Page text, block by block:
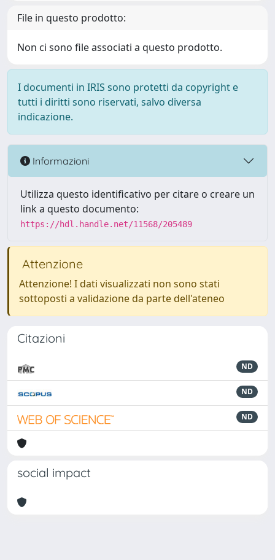
File in questo prodotto:
Non ci sono file associati a questo prodotto.
I documenti in IRIS sono protetti da copyright e
tutti i diritti sono riservati, salvo diversa
indicazione.
Informazioni
Utilizza questo identificativo per citare o creare un
link a questo documento:
https://hdl.handle.net/11568/205489
Attenzione
Attenzione! I dati visualizzati non sono stati
sottoposti a validazione da parte dell'ateneo
Citazioni
ND
ND
ND
social impact